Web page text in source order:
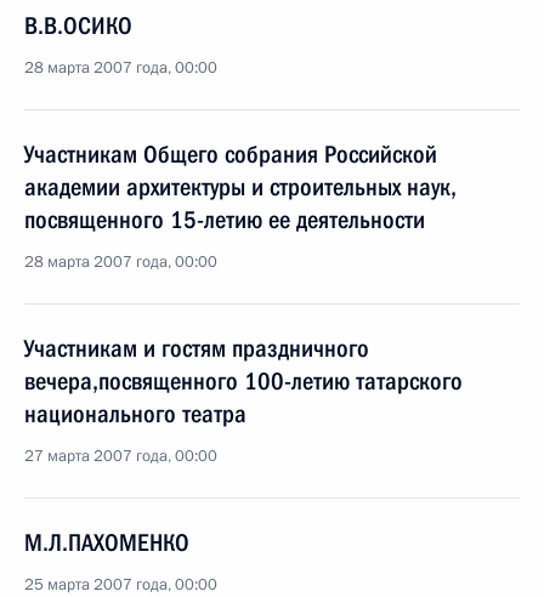
В.В.ОСИКО
28 марта 2007 года, 00:00
Участникам Общего собрания Российской
академии архитектуры и строительных наук,
посвященного 15-летию ее деятельности
28 марта 2007 года, 00:00
Участникам и гостям праздничного
вечера,посвященного 100-летию татарского
национального театра
27 марта 2007 года, 00:00
М.Л.ПАХОМЕНКО
25 марта 2007 года, 00:00